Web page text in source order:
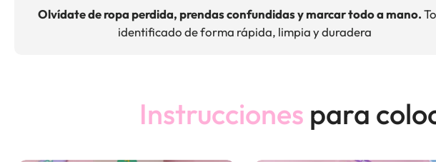
Olvídate de ropa perdida, prendas confundidas y marcar todo a mano.
identificado de forma rápida, limpia y duradera
Instrucciones para